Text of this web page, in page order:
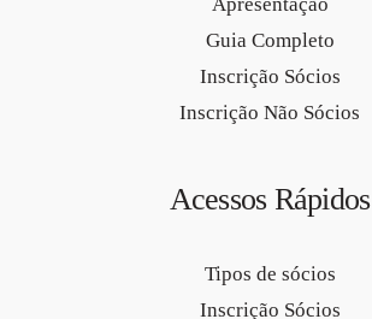
Guia Completo
Inscrição Sócios
Inscrição Não Sócios
Acessos Rápidos
Tipos de sócios
Inscrição Sócios